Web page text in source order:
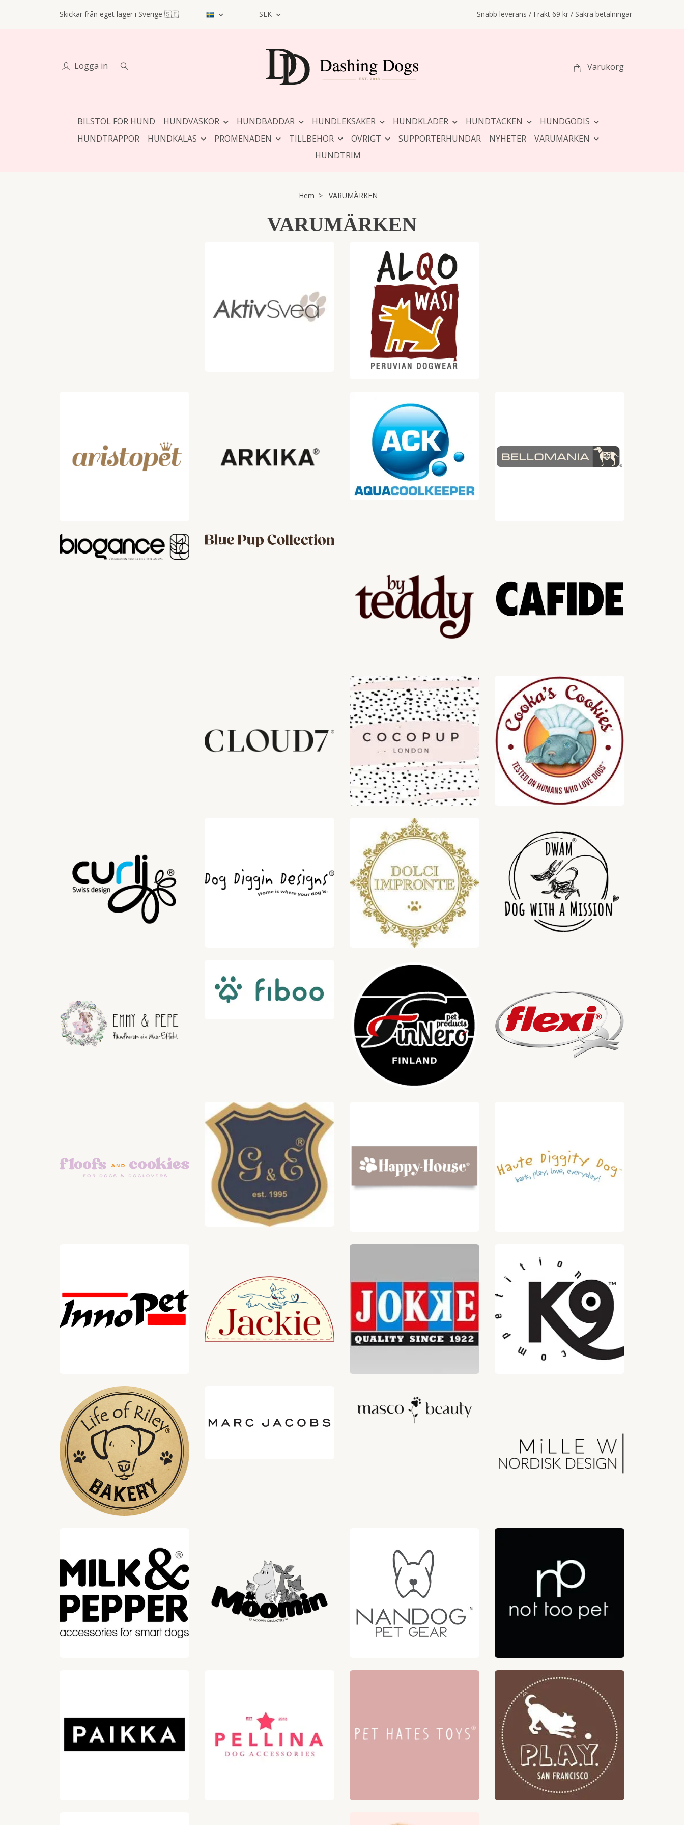
Skickar från eget lager i Sverige 🇸🇪 SEK Snabb leverans / Frakt 69 kr / Säkra betalningar
Logga in Varukorg
BILSTOL FÖR HUND HUNDVÄSKOR HUNDBÄDDAR HUNDLEKSAKER HUNDKLÄDER HUNDTÄCKEN
HUNDGODIS
HUNDTRAPPOR
HUNDKALAS PROMENADEN TILLBEHÖR ÖVRIGT SUPPORTERHUNDAR NYHETER
VARUMÄRKEN
HUNDTRIM
Hem VARUMÄRKEN
VARUMÄRKEN